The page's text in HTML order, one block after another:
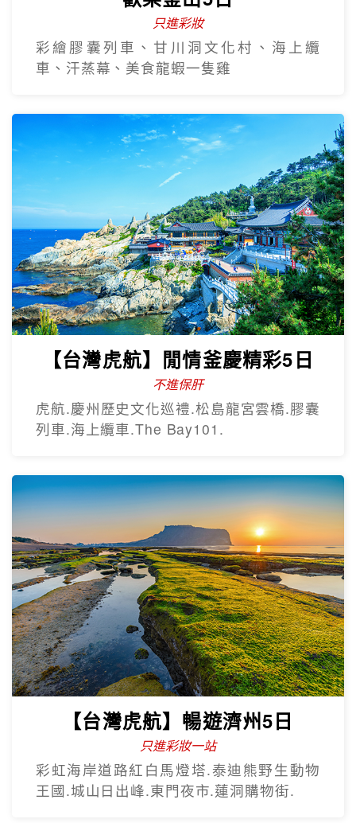
只進彩妝
彩繪膠囊列車、甘川洞文化村、海上纜
車、汗蒸幕、美食龍蝦一隻雞
【台灣虎航】閒情釜慶精彩5日
不進保肝
虎航.慶州歷史文化巡禮.松島龍宮雲橋.膠囊
列車.海上纜車.The Bay101.
【台灣虎航】暢遊濟州5日
只進彩妝一站
彩虹海岸道路紅白馬燈塔.泰迪熊野生動物
王國.城山日出峰.東門夜市.蓮洞購物街.